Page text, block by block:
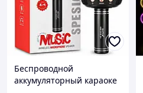
Беспроводной
аккумуляторный караоке